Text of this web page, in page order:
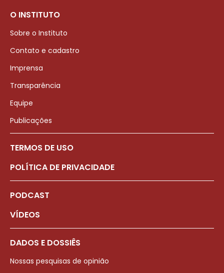
O INSTITUTO
Sobre o Instituto
Contato e cadastro
Imprensa
Transparência
Equipe
Publicações
TERMOS DE USO
POLÍTICA DE PRIVACIDADE
PODCAST
VÍDEOS
DADOS E DOSSIÊS
Nossas pesquisas de opinião